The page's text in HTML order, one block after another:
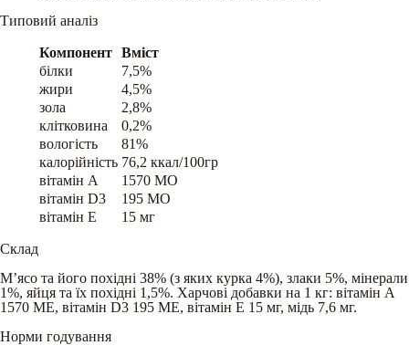
Типовий аналіз
Компонент Вміст
білки
7,5%
жири
4,5%
зола
2,8%
клітковина
0,2%
вологість
81%
калорійність 76,2 ккал/100гр
вітамін A
1570 МО
вітамін D3
195 МО
вітамін E
15 мг
Склад
М’ясо та його похідні 38% (з яких курка 4%), злаки 5%, мінерали
1%, яйця та їх похідні 1,5%. Харчові добавки на 1 кг: вітамін А
1570 МЕ, вітамін D3 195 МЕ, вітамін Е 15 мг, мідь 7,6 мг.
Норми годування